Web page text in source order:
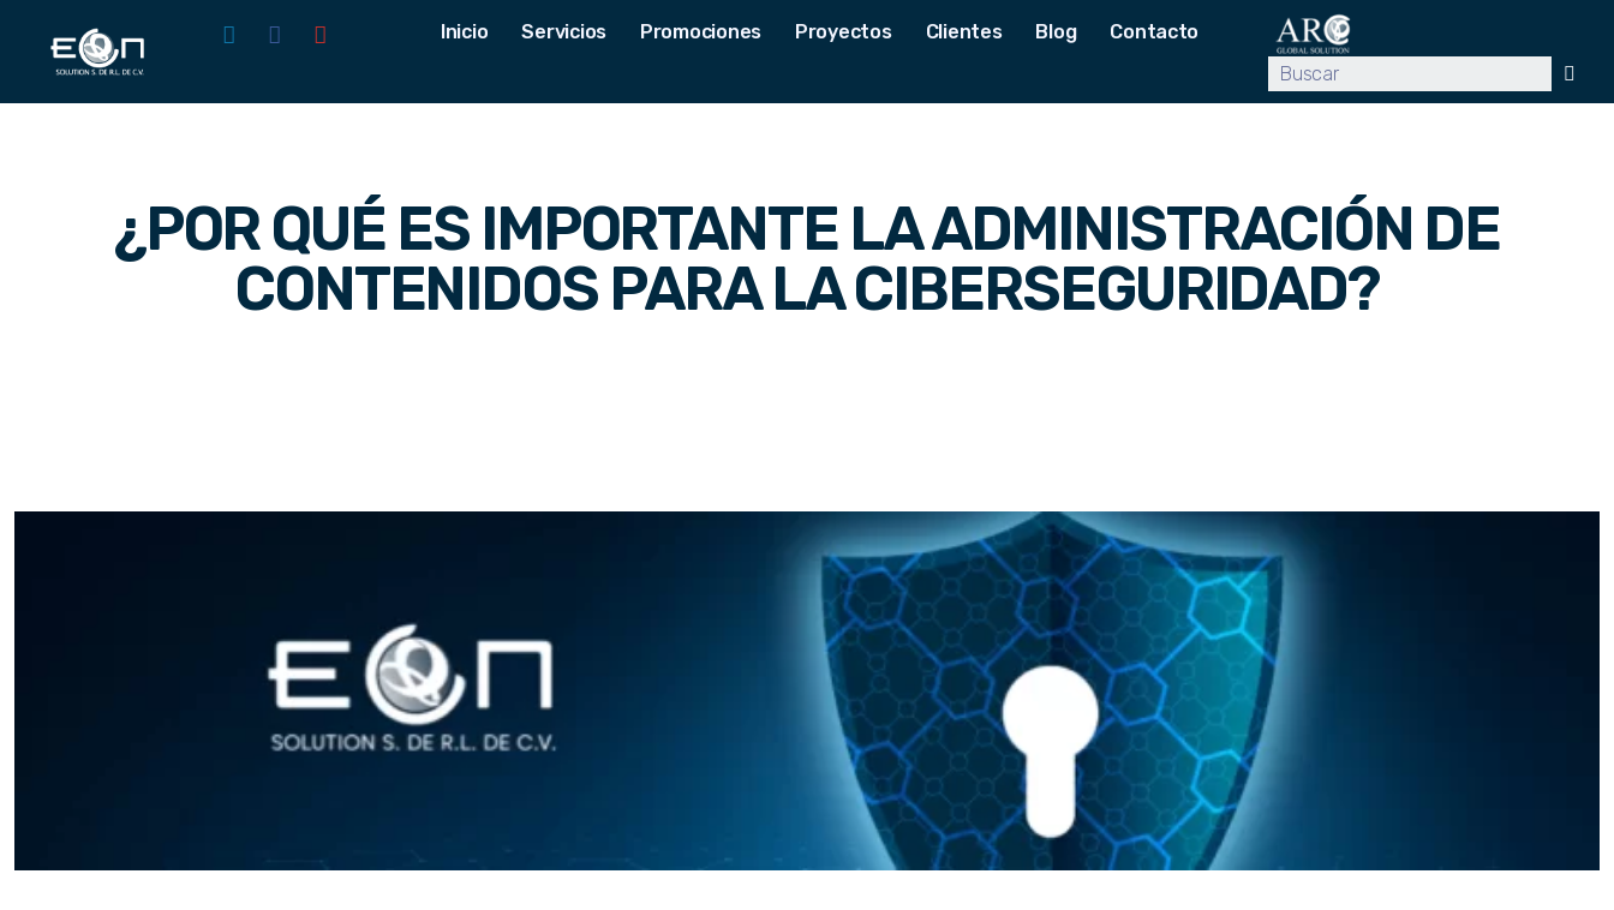
Inicio Servicios Promociones Proyectos Clientes Blog Contacto
¿POR QUÉ ES IMPORTANTE LA ADMINISTRACIÓN DE
CONTENIDOS PARA LA CIBERSEGURIDAD?